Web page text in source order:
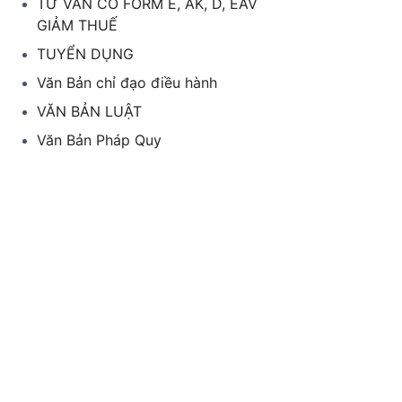
TƯ VẤN CO FORM E, AK, D, EAV
GIẢM THUẾ
TUYỂN DỤNG
Văn Bản chỉ đạo điều hành
VĂN BẢN LUẬT
Văn Bản Pháp Quy